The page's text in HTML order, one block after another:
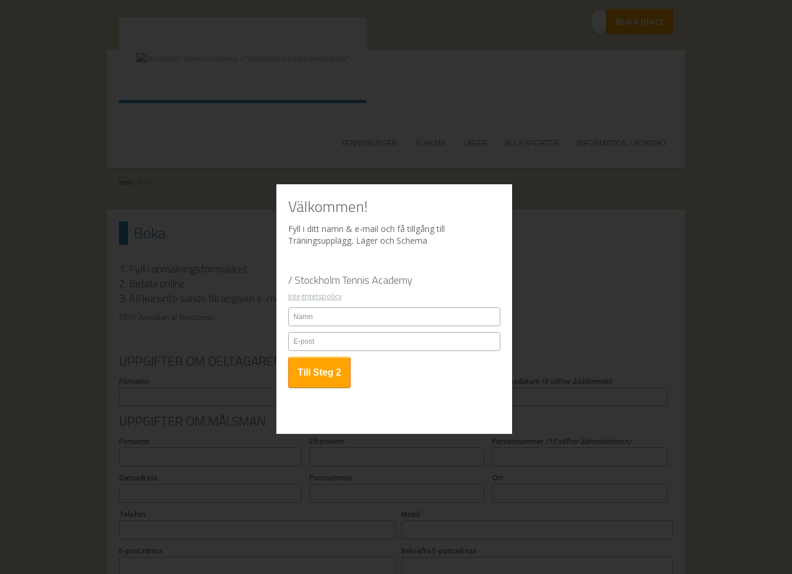
Boka plats
TENNISKURSER SCHEMA LÄGER ALLA SPORTER INFORMATION / KONTAKT
Hem
Boka
1. Fyll i anmälningsformuläret
2. Betala online
3. All kursinfo sänds till angiven e-mailadress
OBS! Anmälan är bindande.
UPPGIFTER OM DELTAGAREN
Förnamn Födelsedatum (8 siffror ååååmmdd)
UPPGIFTER OM MÅLSMAN
Förnamn Efternamn Personnummer (10 siffror ååmmddnnnn)
Gatuadress Postnummer Ort
Telefon Mobil
E-postadress Bekräfta E-postadress
Välkommen!
Fyll i ditt namn & e-mail och få tillgång till
Träningsupplägg, Läger och Schema
/ Stockholm Tennis Academy
Integritetspolicy